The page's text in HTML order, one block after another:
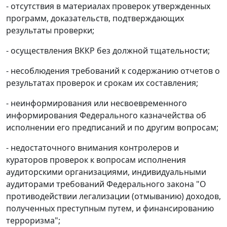
- отсутствия в материалах проверок утвержденных
программ, доказательств, подтверждающих
результаты проверки;
- осуществления ВККР без должной тщательности;
- несоблюдения требований к содержанию отчетов о
результатах проверок и срокам их составления;
- неинформирования или несвоевременного
информирования Федерального казначейства об
исполнении его предписаний и по другим вопросам;
- недостаточного внимания контролеров и
кураторов проверок к вопросам исполнения
аудиторскими организациями, индивидуальными
аудиторами требований Федерального закона "О
противодействии легализации (отмыванию) доходов,
полученных преступным путем, и финансированию
терроризма";